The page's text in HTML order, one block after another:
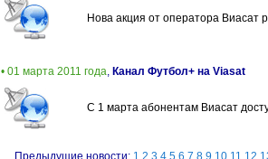
Нова акция от оператора Виасат
• 01 марта 2011 года, Канал Футбол+ на Viasat
С 1 марта абонентам Виасат
Предыдущие новости: 1 2 3 4 5 6 7 8 9 10 11 12